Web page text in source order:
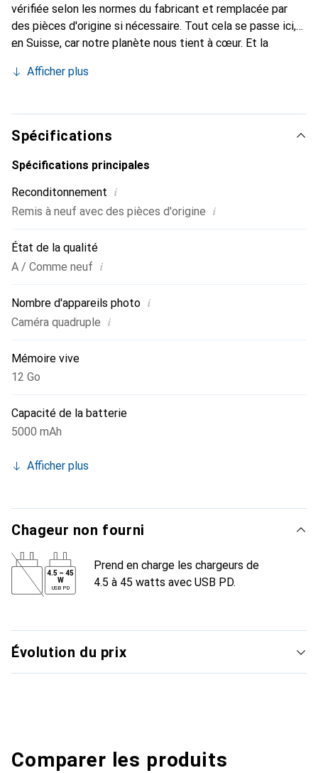
vérifiée selon les normes du fabricant et remplacée par
des pièces d'origine si nécessaire. Tout cela se passe ici,
en Suisse, car notre planète nous tient à cœur. Et la
stock.Afficher plus
Spécifications
Spécifications principales
Reconditonnement i
Remis à neuf avec des pièces d'origine i
État de la qualité
A / Comme neuf i
Nombre d'appareils photo i
Caméra quadruple i
Mémoire vive
12 Go
Capacité de la batterie
5000 mAh
Afficher plus
Chageur non fourni
4.5 – 45
W
USB PD
Prend en charge les chargeurs de
4.5 à 45 watts avec USB PD.
Évolution du prix
Comparer les produits